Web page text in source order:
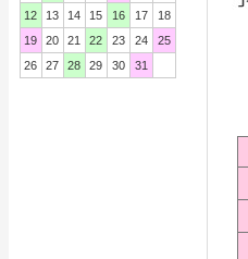
12
13 14 15 16 17
18
19
20 21 22 23 24
25
26
27 28 29 30 31